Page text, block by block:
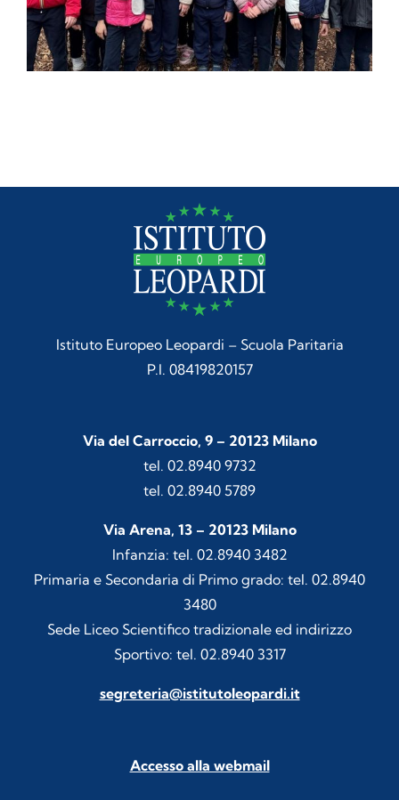
Istituto Europeo Leopardi – Scuola Paritaria
P.I. 08419820157
Via del Carroccio, 9 – 20123 Milano
tel. 02.8940 9732
tel. 02.8940 5789
Via Arena, 13 – 20123 Milano
Infanzia: tel. 02.8940 3482
Primaria e Secondaria di Primo grado: tel. 02.8940
3480
Sede Liceo Scientifico tradizionale ed indirizzo
Sportivo: tel. 02.8940 3317
segreteria@istitutoleopardi.it
Accesso alla webmail